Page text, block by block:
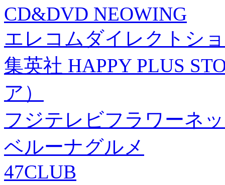
CD&DVD NEOWING
エレコムダイレクトシ
集英社 HAPPY PLUS
ア）
フジテレビフラワーネ
ベルーナグルメ
47CLUB